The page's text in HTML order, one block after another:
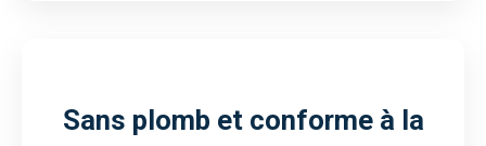
Sans plomb et conforme à la